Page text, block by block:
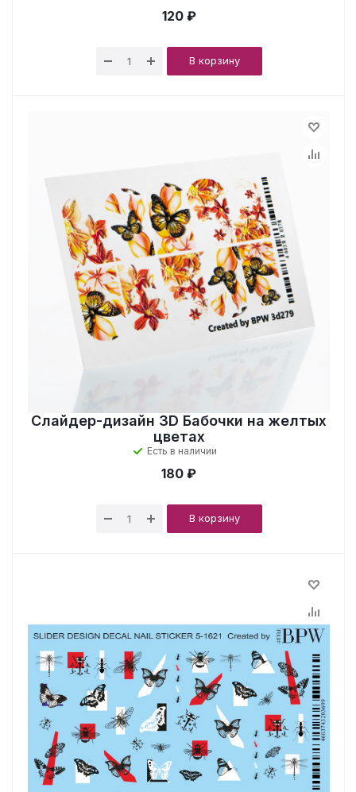
120 ₽
В корзину
Слайдер-дизайн 3D Бабочки на желтых
цветах
Есть в наличии
180 ₽
В корзину